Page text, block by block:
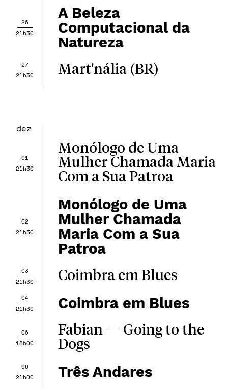
26
21h30
A Beleza
Computacional da
Natureza
27
21h30
Mart'nália (BR)
dez
01
21h30
Monólogo de Uma
Mulher Chamada Maria
Com a Sua Patroa
02
21h30
Monólogo de Uma
Mulher Chamada
Maria Com a Sua
Patroa
03
21h30
Coimbra em Blues
04
21h30
Coimbra em Blues
06
18h00
Fabian — Going to the
Dogs
06
21h00
Três Andares